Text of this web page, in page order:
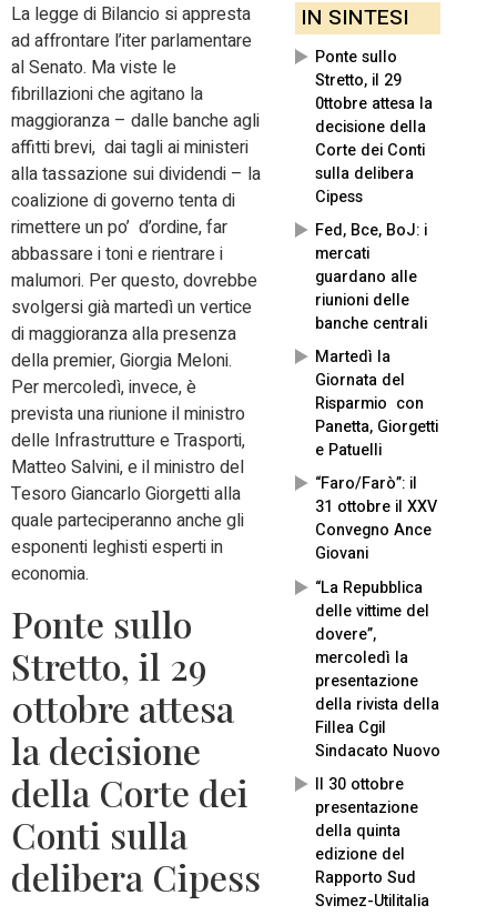
IN SINTESI
Ponte sullo
Stretto, il 29
0ttobre attesa la
decisione della
Corte dei Conti
sulla delibera
Cipess
Fed, Bce, BoJ: i
mercati
guardano alle
riunioni delle
banche centrali
Martedì la
Giornata del
Risparmio con
Panetta, Giorgetti
e Patuelli
“Faro/Farò”: il
31 ottobre il XXV
Convegno Ance
Giovani
“La Repubblica
delle vittime del
dovere”,
mercoledì la
presentazione
della rivista della
Fillea Cgil
Sindacato Nuovo
Il 30 ottobre
presentazione
della quinta
edizione del
Rapporto Sud
Svimez-Utilitalia
La legge di Bilancio si appresta
ad affrontare l’iter parlamentare
al Senato. Ma viste le
fibrillazioni che agitano la
maggioranza – dalle banche agli
affitti brevi, dai tagli ai ministeri
alla tassazione sui dividendi – la
coalizione di governo tenta di
rimettere un po’ d’ordine, far
abbassare i toni e rientrare i
malumori. Per questo, dovrebbe
svolgersi già martedì un vertice
di maggioranza alla presenza
della premier, Giorgia Meloni.
Per mercoledì, invece, è
prevista una riunione il ministro
delle Infrastrutture e Trasporti,
Matteo Salvini, e il ministro del
Tesoro Giancarlo Giorgetti alla
quale parteciperanno anche gli
esponenti leghisti esperti in
economia.
Ponte sullo
Stretto, il 29
0ttobre attesa
la decisione
della Corte dei
Conti sulla
delibera Cipess